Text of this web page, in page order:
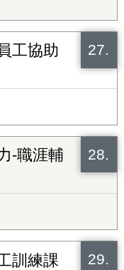
27.
工協助
28.
-職涯輔
29.
訓練課